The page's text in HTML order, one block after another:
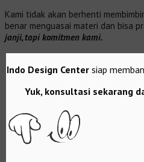
Kami tidak akan berhenti
benar menguasai materi dan bisa
janji, tapi komitmen kami.
Indo Design Center siap
Yuk, konsultasi sekarang